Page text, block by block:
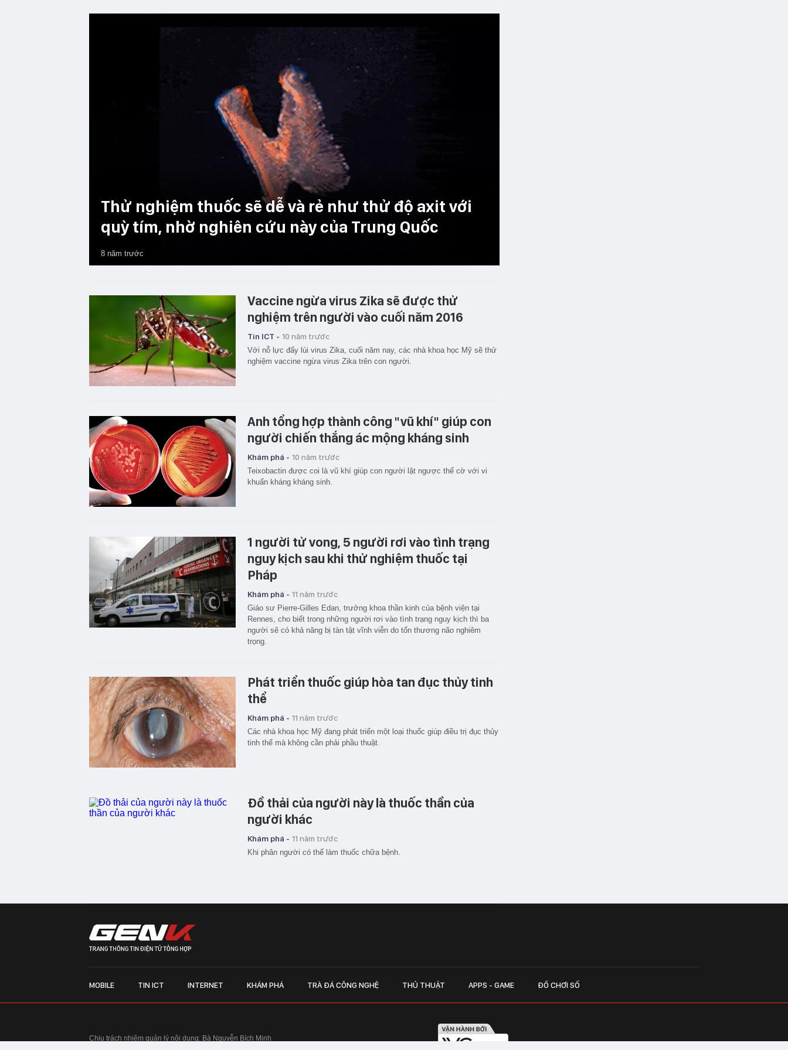
Thử nghiệm thuốc sẽ dễ và rẻ như thử độ axit với
quỳ tím, nhờ nghiên cứu này của Trung Quốc
8 năm trước
Vaccine ngừa virus Zika sẽ được thử
nghiệm trên người vào cuối năm 2016
Tin ICT - 10 năm trước
Với nỗ lực đẩy lùi virus Zika, cuối năm nay, các nhà khoa học Mỹ sẽ thử
nghiệm vaccine ngừa virus Zika trên con người.
Anh tổng hợp thành công "vũ khí" giúp con
người chiến thắng ác mộng kháng sinh
Khám phá - 10 năm trước
Teixobactin được coi là vũ khí giúp con người lật ngược thế cờ với vi
khuẩn kháng kháng sinh.
1 người tử vong, 5 người rơi vào tình trạng
nguy kịch sau khi thử nghiệm thuốc tại
Pháp
Khám phá - 11 năm trước
Giáo sư Pierre-Gilles Edan, trưởng khoa thần kinh của bệnh viện tại
Rennes, cho biết trong những người rơi vào tình trạng nguy kịch thì ba
người sẽ có khả năng bị tàn tật vĩnh viễn do tổn thương não nghiêm
trọng.
Phát triển thuốc giúp hòa tan đục thủy tinh
thể
Khám phá - 11 năm trước
Các nhà khoa học Mỹ đang phát triển một loại thuốc giúp điều trị đục thủy
tinh thể mà không cần phải phầu thuật.
Đồ thải của người này là thuốc thần của
người khác
Khám phá - 11 năm trước
Khi phân người có thể làm thuốc chữa bệnh.
MOBILE TIN ICT INTERNET KHÁM PHÁ TRÀ ĐÁ CÔNG NGHỆ THỦ THUẬT APPS - GAME ĐỒ CHƠI SỐ
Chịu trách nhiệm quản lý nội dung: Bà Nguyễn Bích Minh